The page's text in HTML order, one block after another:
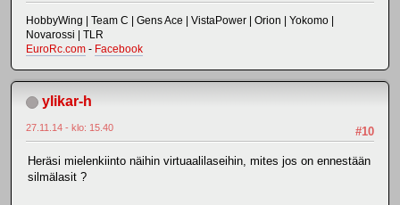
HobbyWing | Team C | Gens Ace | VistaPower | Orion | Yokomo |
Novarossi | TLR
EuroRc.com - Facebook
ylikar-h
#10
27.11.14 - klo: 15.40
Heräsi mielenkiinto näihin virtuaalilaseihin, mites jos on ennestään
silmälasit ?